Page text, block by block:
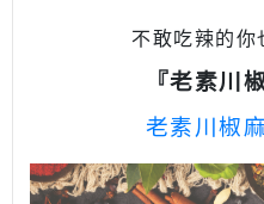
不敢吃辣的你
『老素川
老素川椒